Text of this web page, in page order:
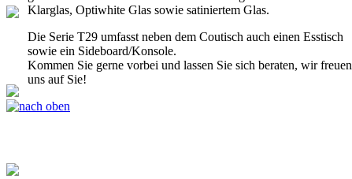
Klarglas, Optiwhite Glas sowie satiniertem Glas.
Die Serie T29 umfasst neben dem Coutisch auch einen Esstisch
sowie ein Sideboard/Konsole.
Kommen Sie gerne vorbei und lassen Sie sich beraten, wir freuen
uns auf Sie!